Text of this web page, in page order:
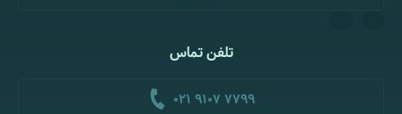
تلفن تماس
021 9107 7799